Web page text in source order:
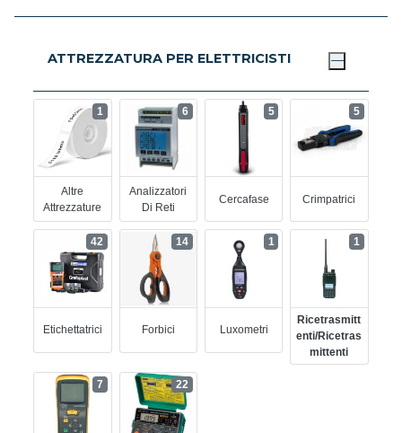
ATTREZZATURA PER ELETTRICISTI
Altre
Attrezzature
1
Analizzatori
Di Reti
6
Cercafase
5
Crimpatrici
5
Etichettatrici
42
Forbici
14
Luxometri
1
Ricetrasmitt
Enti/ricetras
Mittenti
1
7 22